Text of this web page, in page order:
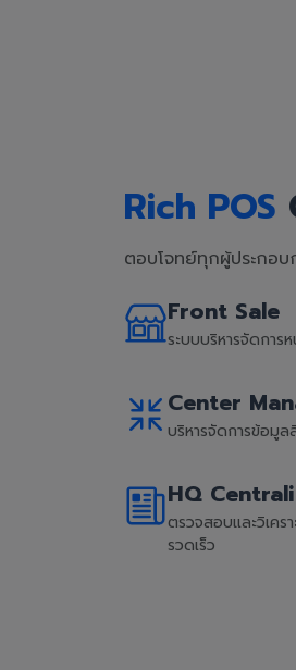
Rich POS
ตอบโจทย์ทุกผู้ประกอ
Front Sale
ระบบบริหารจัดการ
Center
บริหารจัดการข้อมูล
HQ
ตรวจสอบและวิเค
รวดเร็ว